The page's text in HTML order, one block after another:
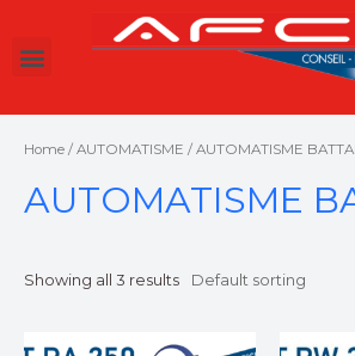
Home / AUTOMATISME / AUTOMATISME
AUTOMATISME
Showing all 3 results